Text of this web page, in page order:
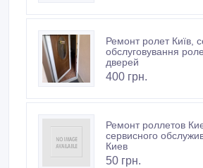
Ремонт ролет Київ,
обслуговування
дверей
400 грн.
Ремонт роллетов
сервисного
Киев
50 грн.